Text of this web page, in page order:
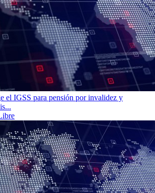
el IGSS para pensión por invalidez y